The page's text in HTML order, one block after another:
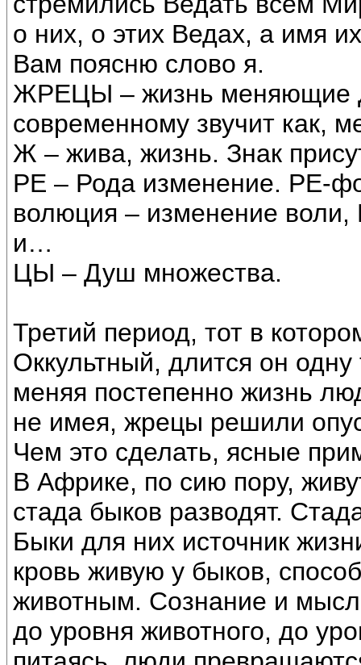
о них, о этих Ведах, а имя
Вам поясню слово я.
ЖРЕЦЫ – жизнь меняющие
современному звучит как,
Ж – жива, жизнь. Знак
РЕ – Рода изменение. РЕ-
волюция – изменение
и…
ЦЫ – Душ множества.
Третий период, тот в
Оккультный, длится он
меняя постепенно жизнь
не имея, жрецы решили
Чем это сделать, ясные
В Африке, по сию пору,
стада быков разводят.
Быки для них источник
кровь живую у быков,
животным. Сознание и
до уровня животного, до